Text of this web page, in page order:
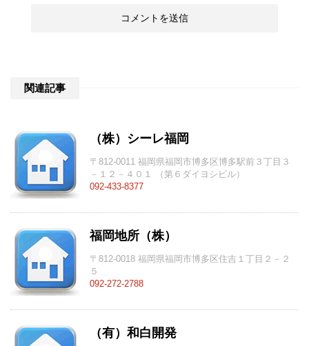
関連記事
（株）シーレ福岡
〒812-0011 福岡県福岡市博多区博多駅前３丁目３
－１２－４０１ （第６ダイヨシビル）
092-433-8377
福岡地所（株）
〒812-0018 福岡県福岡市博多区住吉１丁目２－２
５
092-272-2788
（有）和白開発